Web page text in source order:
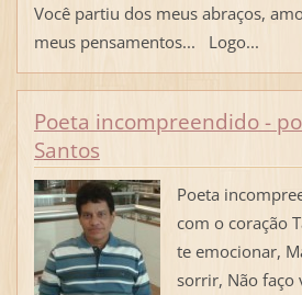
Você partiu dos meus abraços,
meus pensamentos... Logo...
Poeta incompreendido -
Santos
Poeta
com o coração
te emocionar,
sorrir, Não faço